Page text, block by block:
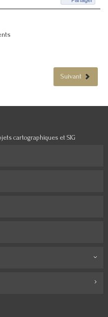
Suivant
cartographiques et SIG